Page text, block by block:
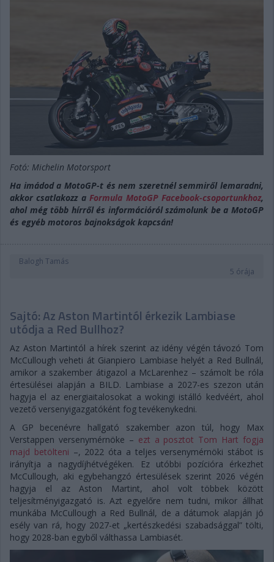
Fotó: Michelin Motorsport
Ha imádod a MotoGP-t és nem szeretnél semmiről lemaradni,
akkor csatlakozz aFormula MotoGP Facebook-csoportunkhoz,
ahol még több hírről és információról számolunk be a MotoGP
és egyéb motoros bajnokságok kapcsán!
Balogh Tamás
5 órája
Sajtó: Az Aston Martintól érkezik Lambiase
utódja a Red Bullhoz?
Az Aston Martintól a hírek szerint az idény végén távozó Tom
McCullough veheti át Gianpiero Lambiase helyét a Red Bullnál,
amikor a szakember átigazol a McLarenhez – számolt be róla
értesülései alapján a BILD. Lambiase a 2027-es szezon után
hagyja el az energiaitalosokat a wokingi istálló kedvéért, ahol
vezető versenyigazgatóként fog tevékenykedni.
A GP becenévre hallgató szakember azon túl, hogy Max
Verstappen versenymérnöke – ezt a posztot Tom Hart fogja
majd betölteni –, 2022 óta a teljes versenymérnöki stábot is
irányítja a nagydíjhétvégéken. Ez utóbbi pozícióra érkezhet
McCullough, aki egybehangzó értesülések szerint 2026 végén
hagyja el az Aston Martint, ahol volt többek között
teljesítményigazgató is. Azt egyelőre nem tudni, mikor állhat
munkába McCullough a Red Bullnál, de a dátumok alapján jó
esély van rá, hogy 2027-et „kertészkedési szabadsággal” tölti,
hogy 2028-ban egyből válthassa Lambiasét.